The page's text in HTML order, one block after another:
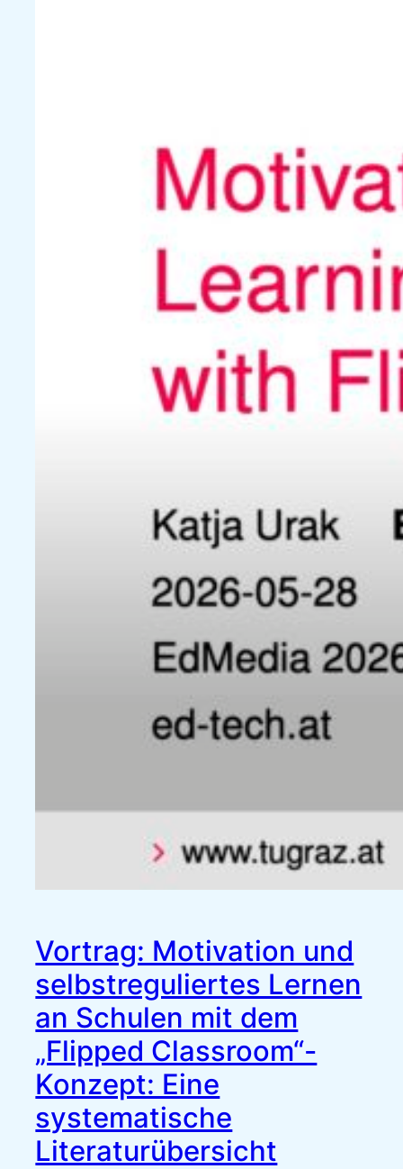
Vortrag: Motivation und
selbstreguliertes Lernen
an Schulen mit dem
„Flipped Classroom“-
Konzept: Eine
systematische
Literaturübersicht